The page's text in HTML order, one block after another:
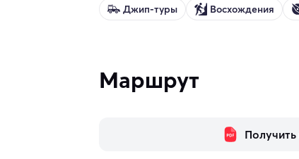
Джип-туры Восхождения
Маршрут